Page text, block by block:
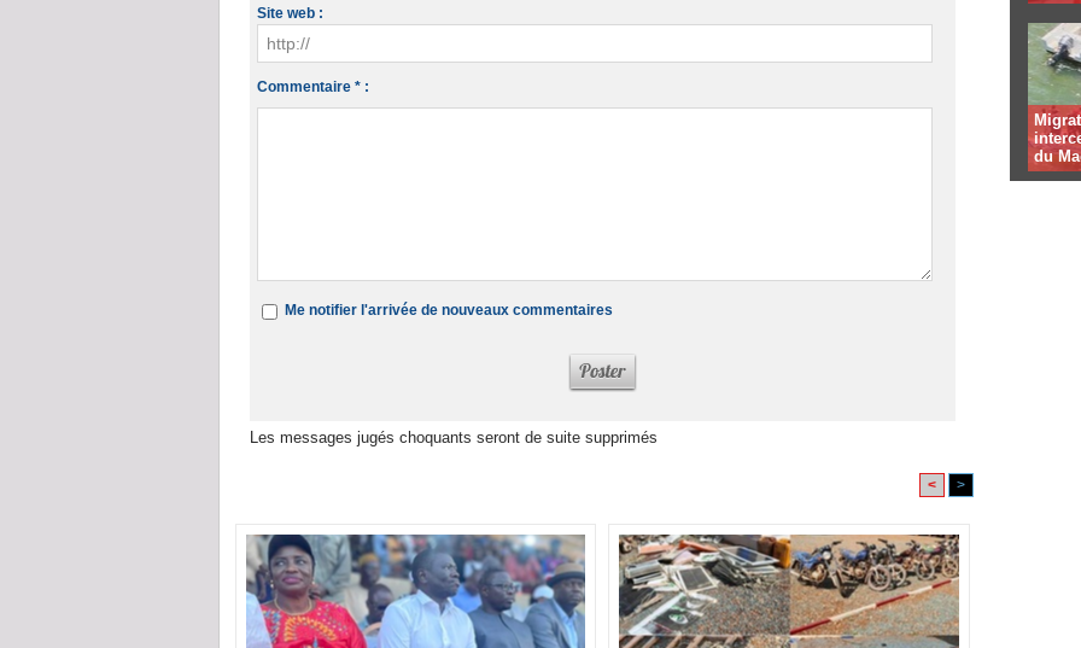
Site web :
Commentaire * :
Me notifier l'arrivée de nouveaux commentaires
Les messages jugés choquants seront de suite supprimés
< >
du